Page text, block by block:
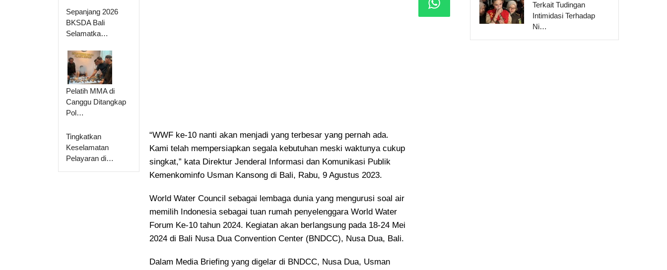
Sepanjang 2026
BKSDA Bali
Selamatka…
Pelatih MMA di
Canggu Ditangkap
Pol…
Tingkatkan
Keselamatan
Pelayaran di…
“WWF ke-10 nanti akan menjadi yang terbesar yang pernah ada.
Kami telah mempersiapkan segala kebutuhan meski waktunya cukup
singkat,” kata Direktur Jenderal Informasi dan Komunikasi Publik
Kemenkominfo Usman Kansong di Bali, Rabu, 9 Agustus 2023.
World Water Council sebagai lembaga dunia yang mengurusi soal air
memilih Indonesia sebagai tuan rumah penyelenggara World Water
Forum Ke-10 tahun 2024. Kegiatan akan berlangsung pada 18-24 Mei
2024 di Bali Nusa Dua Convention Center (BNDCC), Nusa Dua, Bali.
Dalam Media Briefing yang digelar di BNDCC, Nusa Dua, Usman
Terkait Tudingan
Intimidasi Terhadap
Ni…